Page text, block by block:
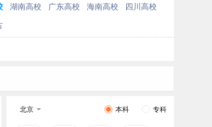
湖南高校 广东高校 海南高校
四川高校
北京 本科 专科